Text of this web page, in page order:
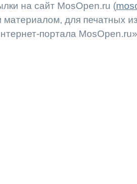
на сайт MosOpen.ru (
материалом, для печатных
портала